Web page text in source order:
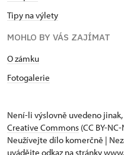
Tipy na výlety
MOHLO BY VÁS ZAJÍMAT
O zámku
Fotogalerie
Není-li výslovně uvedeno
Creative Commons (CC BY-
Neužívejte dílo komerčně |
uvádějte odkaz na stránky